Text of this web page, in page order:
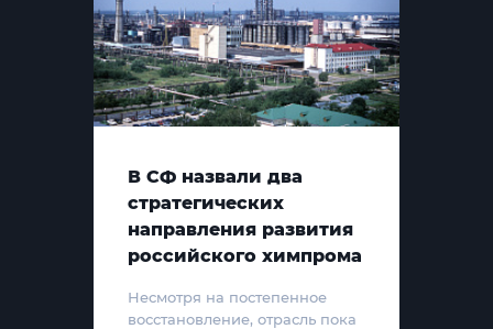
В СФ назвали два
стратегических
направления развития
российского химпрома
Несмотря на постепенное
восстановление, отрасль пока